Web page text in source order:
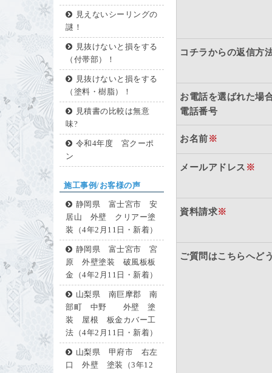
見えないシーリングの
謎！
見抜けないと損をする
（付帯部）！
見抜けないと損をする
（塗料・樹脂）！
見積書の比較は無意
味?
令和4年度 宮クーポ
ン
施工事例/お客様の声
静岡県 富士宮市 安
居山 外壁 クリアー塗
装（4年2月11日・新着）
静岡県 富士宮市 宮
原 外壁塗装 破風板板
金（4年2月11日・新着）
山梨県 南巨摩郡 南
部町 中野 外壁 塗
装 屋根 板金カバー工
法（4年2月11日・新着）
山梨県 甲府市 右左
口 外壁 塗装（3年12
コチラからの返信方
お電話を選ばれた場
電話番号
お名前※
メールアドレス ※
資料請求※
ご質問はこちらへど